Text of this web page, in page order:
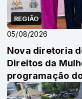
REGIÃO
05/08/2026
Nova diretoria
Direitos da
programação